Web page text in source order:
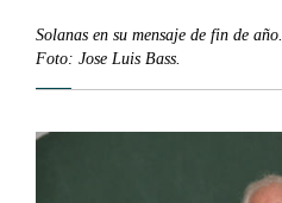
Solanas en su mensaje de fin de año.
Foto: Jose Luis Bass.